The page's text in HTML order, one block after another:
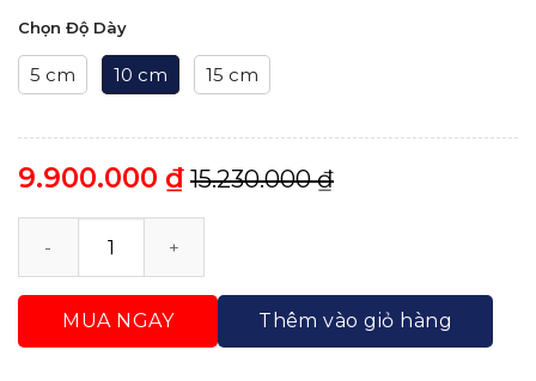
Chọn Độ Dày
5 cm 10 cm 15 cm
9.900.000 ₫ 15.230.000₫
Nệm Cao Su Thiên Nhiên Trung Nguyên Massage số
MUA NGAY Thêm vào giỏ hàng